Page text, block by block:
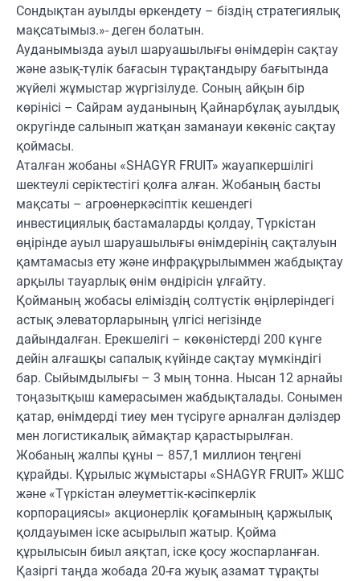
Сондықтан ауылды өркендету – біздің стратегиялық
мақсатымыз.»- деген болатын.
Ауданымызда ауыл шаруашылығы өнімдерін сақтау
және азық-түлік бағасын тұрақтандыру бағытында
жүйелі жұмыстар жүргізілуде. Соның айқын бір
көрінісі – Сайрам ауданының Қайнарбұлақ ауылдық
округінде салынып жатқан заманауи көкөніс сақтау
қоймасы.
Аталған жобаны «SHAGYR FRUIT» жауапкершілігі
шектеулі серіктестігі қолға алған. Жобаның басты
мақсаты – агроөнеркәсіптік кешендегі
инвестициялық бастамаларды қолдау, Түркістан
өңірінде ауыл шаруашылығы өнімдерінің сақталуын
қамтамасыз ету және инфрақұрылыммен жабдықтау
арқылы тауарлық өнім өндірісін ұлғайту.
Қойманың жобасы еліміздің солтүстік өңірлеріндегі
астық элеваторларының үлгісі негізінде
дайындалған. Ерекшелігі – көкөністерді 200 күнге
дейін алғашқы сапалық күйінде сақтау мүмкіндігі
бар. Сыйымдылығы – 3 мың тонна. Нысан 12 арнайы
тоңазытқыш камерасымен жабдықталады. Сонымен
қатар, өнімдерді тиеу мен түсіруге арналған дәліздер
мен логистикалық аймақтар қарастырылған.
Жобаның жалпы құны – 857,1 миллион теңгені
құрайды. Құрылыс жұмыстары «SHAGYR FRUIT» ЖШС
және «Түркістан әлеуметтік-кәсіпкерлік
корпорациясы» акционерлік қоғамының қаржылық
қолдауымен іске асырылып жатыр. Қойма
құрылысын биыл аяқтап, іске қосу жоспарланған.
Қазіргі таңда жобада 20-ға жуық азамат тұрақты